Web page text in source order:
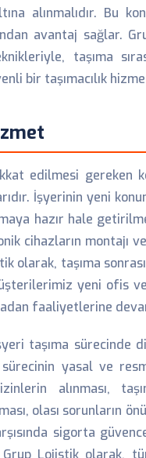
alınmalıdır. Bu
avantaj sağlar.
taşıma
bir taşımacılık
edilmesi
İşyerinin yeni
hazır hale
cihazların montajı
olarak, taşıma
yeni ofis
faaliyetlerine
taşıma sürecinde
yasal ve
alınması,
olası sorunların
sigorta
Grup Lojistik olarak,